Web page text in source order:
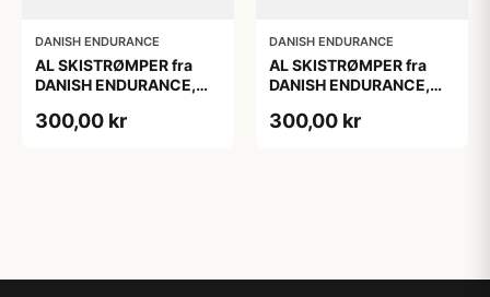
DANISH ENDURANCE
AL SKISTRØMPER fra
DANISH ENDURANCE,
300,00 kr
DANISH ENDURANCE
AL SKISTRØMPER fra
DANISH ENDURANCE,
300,00 kr